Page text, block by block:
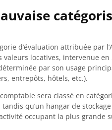
d’évaluation attribuée par
locatives, intervenue
par son usage
entrepôts, hôtels, etc.).
sera classé en
qu’un hangar de
occupant la plus